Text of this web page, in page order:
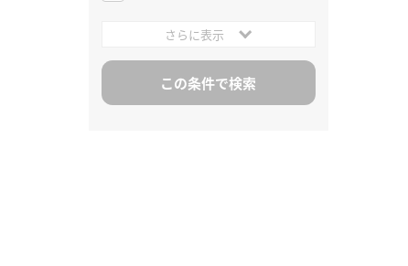
さらに表示